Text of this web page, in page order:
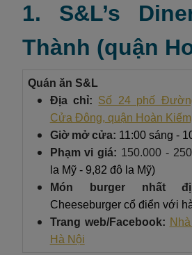
1. S&L’s
Thành (quận
Quán ăn S&L
Địa chỉ: Số 24 phố
Cửa Đông, quận Hoàn
Giờ mở cửa: 11:00 sáng -
Phạm vi giá: 150.000 -
la Mỹ - 9,82 đô la Mỹ)
Món burger nhất
Cheeseburger cổ điển với
Trang web/Facebook:
Hà Nội